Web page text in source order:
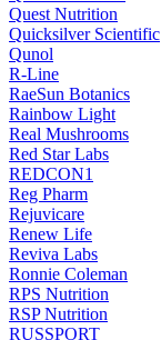
Quest Nutrition
Quicksilver Scientific
Qunol
R-Line
RaeSun Botanics
Rainbow Light
Real Mushrooms
Red Star Labs
REDCON1
Reg Pharm
Rejuvicare
Renew Life
Reviva Labs
Ronnie Coleman
RPS Nutrition
RSP Nutrition
RUSSPORT